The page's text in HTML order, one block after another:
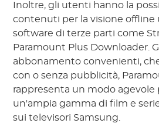
Inoltre, gli utenti hanno la
contenuti per la visione offline
software di terze parti come
Paramount Plus Downloader.
abbonamento convenienti,
con o senza pubblicità,
rappresenta un modo agevole
un'ampia gamma di film e
sui televisori Samsung.